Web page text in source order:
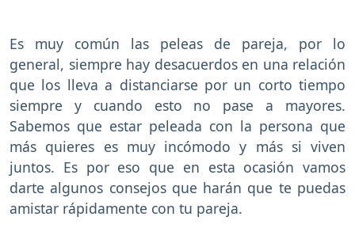
Es muy común las peleas de pareja, por lo
general, siempre hay desacuerdos en una relación
que los lleva a distanciarse por un corto tiempo
siempre y cuando esto no pase a mayores.
Sabemos que estar peleada con la persona que
más quieres es muy incómodo y más si viven
juntos. Es por eso que en esta ocasión vamos
darte algunos consejos que harán que te puedas
amistar rápidamente con tu pareja.